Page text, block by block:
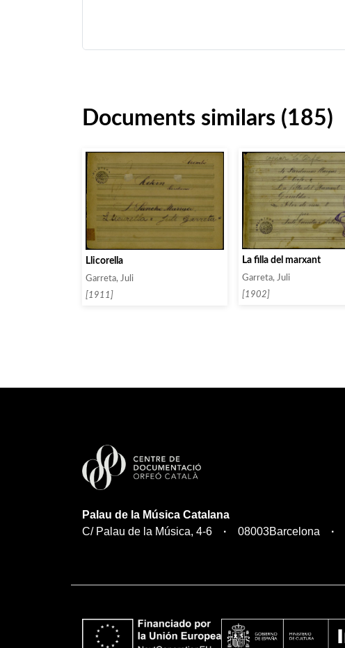
Documents similars (185)
Llicorella
Garreta, Juli
[1911]
La filla del marxant
Garreta, Juli
[1902]
Palau de la Música Catalana
C/ Palau de la Música, 4-6
08003Barcelona